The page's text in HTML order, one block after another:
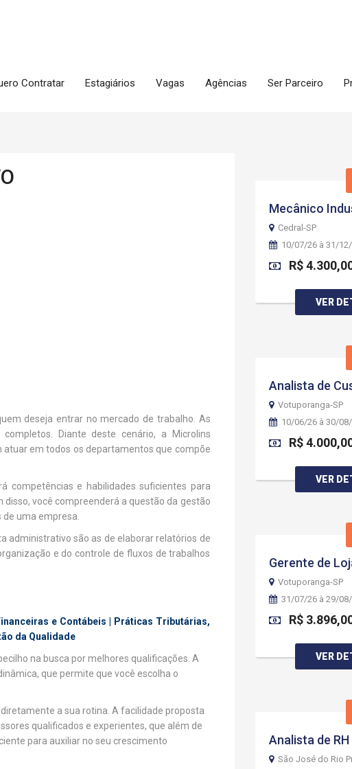
Contratar Estagiários Vagas Agências Ser Parceiro
deseja entrar no mercado de trabalho. As
Diante deste cenário, a Microlins
em todos os departamentos que compõe
competências e habilidades suficientes para
você compreenderá a questão da gestão
uma empresa.
administrativo são as de elaborar relatórios de
e do controle de fluxos de trabalhos
e Contábeis | Práticas Tributárias,
da Qualidade
na busca por melhores qualificações. A
que permite que você escolha o
a sua rotina. A facilidade proposta
qualificados e experientes, que além de
para auxiliar no seu crescimento
Mecânico
Cedral-SP
10/07/26 à 31/
R$
VER
Analista de
Votuporanga-SP
10/06/26 à 30/
R$
VER
Gerente de
Votuporanga-SP
31/07/26 à 29/
R$
VER
Analista de RH
São José do Rio